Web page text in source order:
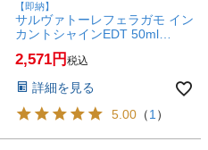
【即納】
サルヴァトーレフェラガモ イン
カントシャインEDT 50ml
SP(オードトワレ)【香水】
【SBT】 (6005891)
2,571 税込
詳細を見る
5.00 （1）